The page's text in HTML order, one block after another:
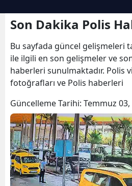
Son Dakika Polis
Bu sayfada güncel gelişmeleri
ile ilgili en son gelişmeler ve
haberleri sunulmaktadır. Polis
fotoğrafları ve Polis haberleri
Güncelleme Tarihi: Temmuz